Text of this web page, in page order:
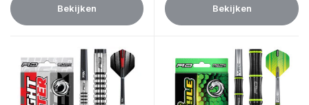
Bekijken Bekijken